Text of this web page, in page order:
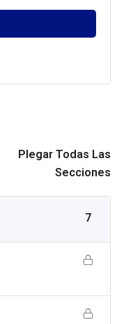
Plegar Todas Las
Secciones
7